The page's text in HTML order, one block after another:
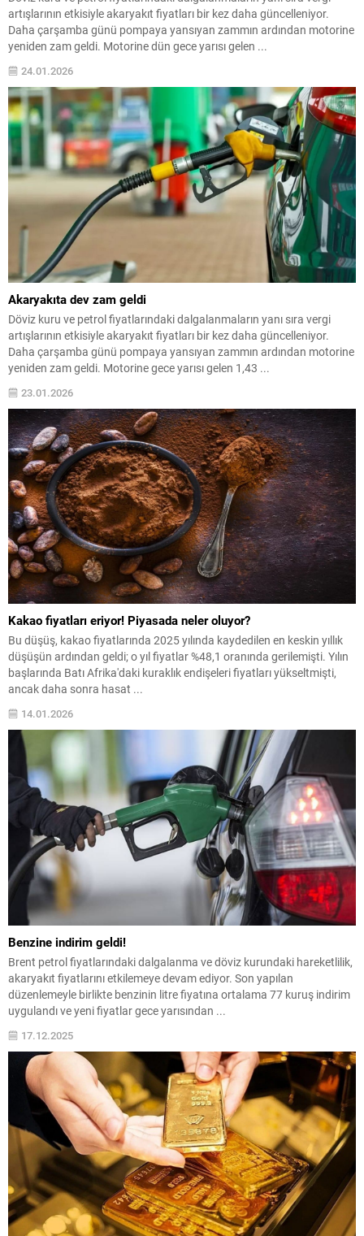
artışlarının etkisiyle akaryakıt fiyatları bir kez daha güncelleniyor.
Daha çarşamba günü pompaya yansıyan zammın ardından motorine
yeniden zam geldi. Motorine dün gece yarısı gelen ...
24.01.2026
Akaryakıta dev zam geldi
Döviz kuru ve petrol fiyatlarındaki dalgalanmaların yanı sıra vergi
artışlarının etkisiyle akaryakıt fiyatları bir kez daha güncelleniyor.
Daha çarşamba günü pompaya yansıyan zammın ardından motorine
yeniden zam geldi. Motorine gece yarısı gelen 1,43 ...
23.01.2026
Kakao fiyatları eriyor! Piyasada neler oluyor?
Bu düşüş, kakao fiyatlarında 2025 yılında kaydedilen en keskin yıllık
düşüşün ardından geldi; o yıl fiyatlar %48,1 oranında gerilemişti. Yılın
başlarında Batı Afrika'daki kuraklık endişeleri fiyatları yükseltmişti,
ancak daha sonra hasat ...
14.01.2026
Benzine indirim geldi!
Brent petrol fiyatlarındaki dalgalanma ve döviz kurundaki hareketlilik,
akaryakıt fiyatlarını etkilemeye devam ediyor. Son yapılan
düzenlemeyle birlikte benzinin litre fiyatına ortalama 77 kuruş indirim
uygulandı ve yeni fiyatlar gece yarısından ...
17.12.2025